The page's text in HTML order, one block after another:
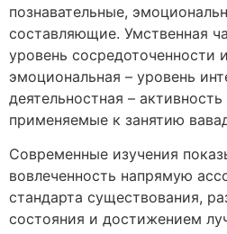
познавательные,
составляющие. Умственная
уровень сосредоточенности
эмоциональная – уровень
деятельностная –
применяемые к занятию
Современные изучения
вовлеченность напрямую
стандарта существования,
состояния и достижением